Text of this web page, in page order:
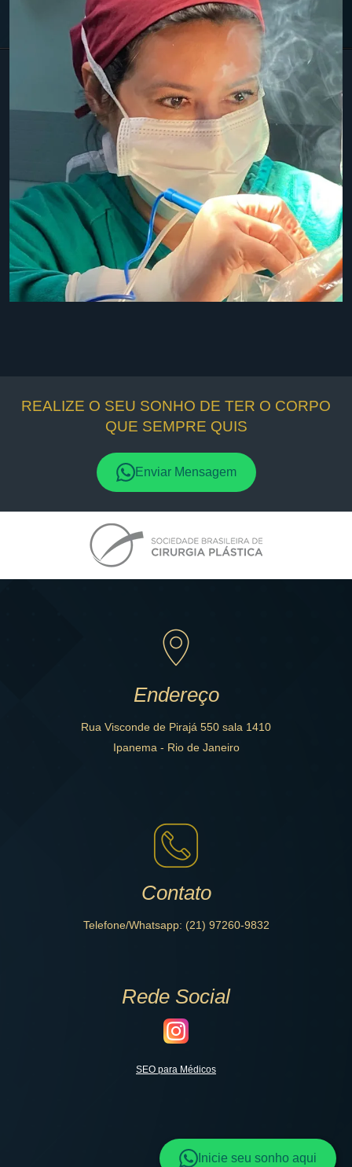
REALIZE O SEU SONHO DE TER O CORPO
QUE SEMPRE QUIS
Enviar Mensagem
Endereço
Rua Visconde de Pirajá 550 sala 1410
Ipanema - Rio de Janeiro
Contato
Telefone/Whatsapp: (21) 97260-9832
Rede Social
SEO para Médicos
Inicie seu sonho aqui